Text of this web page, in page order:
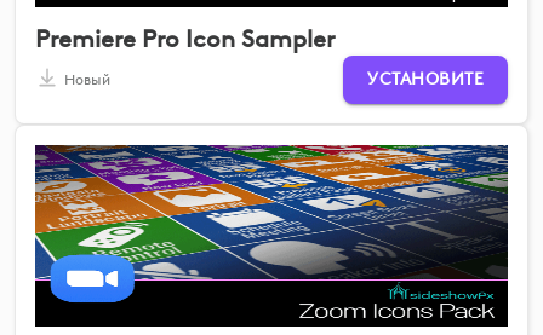
Premiere Pro Icon Sampler
Новый УСТАНОВИТЕ